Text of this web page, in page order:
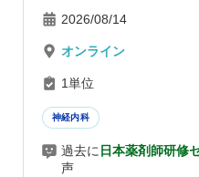
2026/08/14
オンライン
1単位
神経内科
過去に 日本薬剤師研修
声